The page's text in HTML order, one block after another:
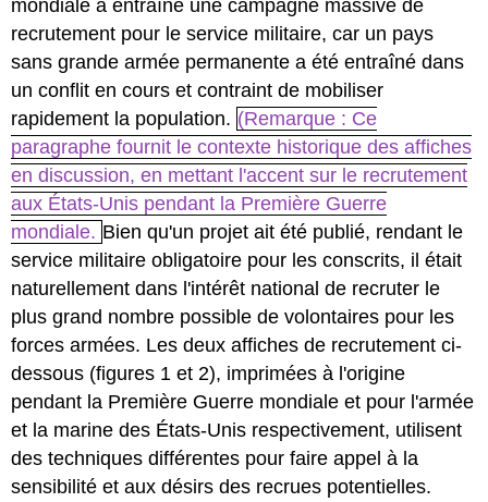
mondiale a entraîné une campagne massive de
recrutement pour le service militaire, car un pays
sans grande armée permanente a été entraîné dans
un conflit en cours et contraint de mobiliser
rapidement la population. (Remarque : Ce
paragraphe fournit le contexte historique des affiches
en discussion, en mettant l'accent sur le recrutement
aux États-Unis pendant la Première Guerre
mondiale. Bien qu'un projet ait été publié, rendant le
service militaire obligatoire pour les conscrits, il était
naturellement dans l'intérêt national de recruter le
plus grand nombre possible de volontaires pour les
forces armées. Les deux affiches de recrutement ci-
dessous (figures 1 et 2), imprimées à l'origine
pendant la Première Guerre mondiale et pour l'armée
et la marine des États-Unis respectivement, utilisent
des techniques différentes pour faire appel à la
sensibilité et aux désirs des recrues potentielles.